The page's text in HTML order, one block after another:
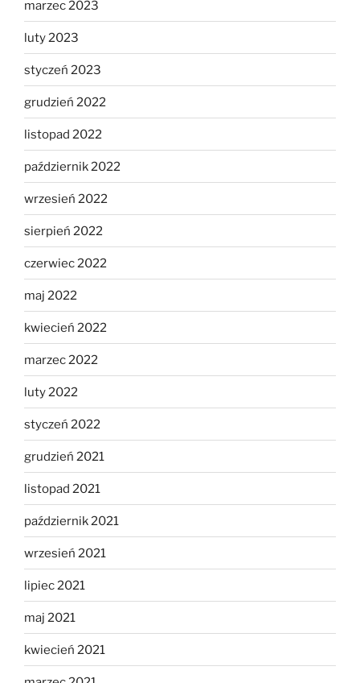
marzec 2023
luty 2023
styczeń 2023
grudzień 2022
listopad 2022
październik 2022
wrzesień 2022
sierpień 2022
czerwiec 2022
maj 2022
kwiecień 2022
marzec 2022
luty 2022
styczeń 2022
grudzień 2021
listopad 2021
październik 2021
wrzesień 2021
lipiec 2021
maj 2021
kwiecień 2021